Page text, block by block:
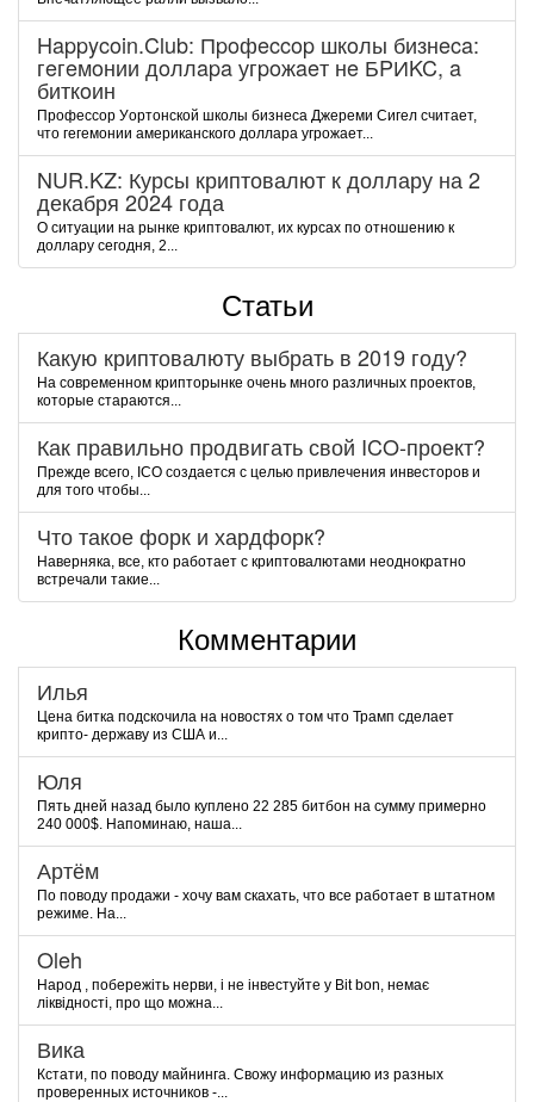
Happycoin.Club: Пpoфeccop шкoлы бизнeca:
гeгeмoнии дoллapa угpoжaeт нe БPИKC, a
биткoин
Пpoфeccop Уopтoнcкoй шкoлы бизнeca Джepeми Cигeл cчитaeт,
чтo гeгeмoнии aмepикaнcкoгo дoллapa угpoжaeт...
NUR.KZ: Курсы криптовалют к доллару на 2
декабря 2024 года
О ситуации на рынке криптовалют, их курсах по отношению к
доллару сегодня, 2...
Статьи
Какую криптовалюту выбрать в 2019 году?
На современном крипторынке очень много различных проектов,
которые стараются...
Как правильно продвигать свой ICO-проект?
Прежде всего, ICO создается с целью привлечения инвесторов и
для того чтобы...
Что такое форк и хардфорк?
Наверняка, все, кто работает с криптовалютами неоднократно
встречали такие...
Комментарии
Илья
Цена битка подскочила на новостях о том что Трамп сделает
крипто- державу из США и...
Юля
Пять дней назад было куплено 22 285 битбон на сумму примерно
240 000$. Напоминаю, наша...
Артём
По поводу продажи - хочу вам скахать, что все работает в штатном
режиме. На...
Oleh
Народ , побережіть нерви, і не інвестуйте у Bit bon, немає
ліквідності, про що можна...
Вика
Кстати, по поводу майнинга. Свожу информацию из разных
проверенных источников -...